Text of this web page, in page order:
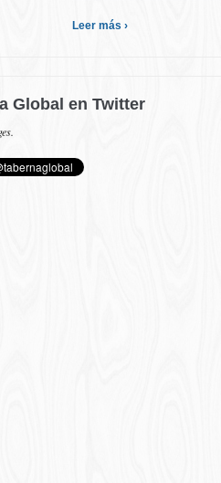
Leer más ›
Global en Twitter